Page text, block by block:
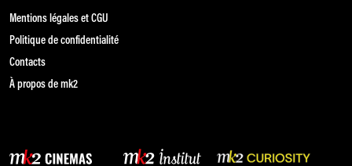
Mentions légales et CGU
Politique de confidentialité
Contacts
À propos de mk2